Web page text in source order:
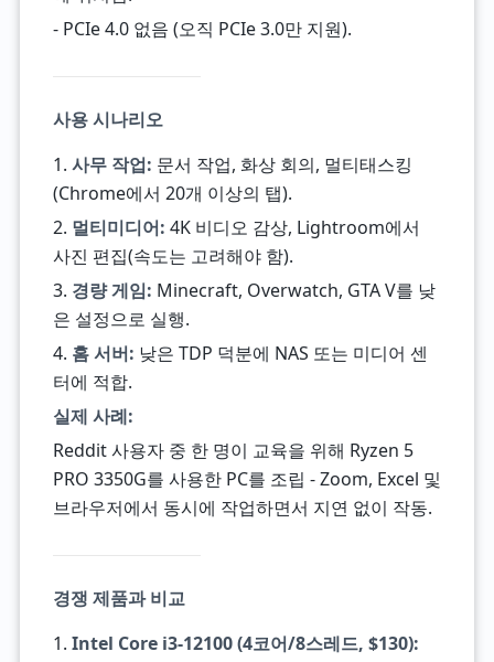
- PCIe 4.0 없음 (오직 PCIe 3.0만 지원).
사용 시나리오
1. 사무 작업: 문서 작업, 화상 회의, 멀티태스킹
(Chrome에서 20개 이상의 탭).
2. 멀티미디어: 4K 비디오 감상, Lightroom에서
사진 편집(속도는 고려해야 함).
3. 경량 게임: Minecraft, Overwatch, GTA V를 낮
은 설정으로 실행.
4. 홈 서버: 낮은 TDP 덕분에 NAS 또는 미디어 센
터에 적합.
실제 사례:
Reddit 사용자 중 한 명이 교육을 위해 Ryzen 5
PRO 3350G를 사용한 PC를 조립 - Zoom, Excel 및
브라우저에서 동시에 작업하면서 지연 없이 작동.
경쟁 제품과 비교
1. Intel Core i3-12100 (4코어/8스레드, $130):